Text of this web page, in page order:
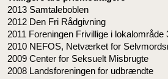
2013 Samtaleboblen
2012 Den Fri Rådgivning
2011 Foreningen Frivillige i lokalområde
2010 NEFOS, Netværket for
2009 Center for Seksuelt Misbrugte
2008 Landsforeningen for udbrændte